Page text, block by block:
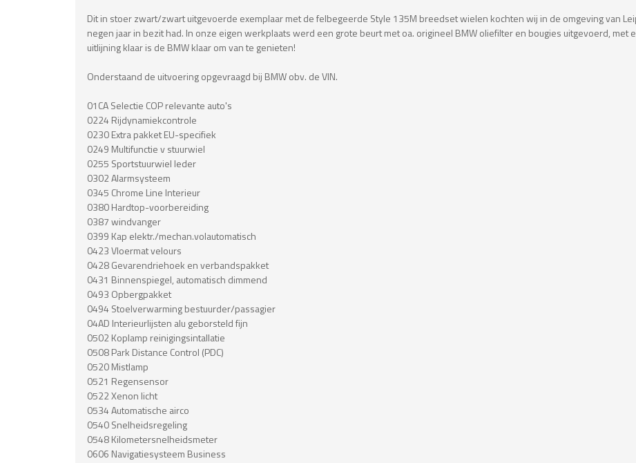
Dit in stoer zwart/zwart uitgevoerde exemplaar met de felbegeerde Style 135M breedset wielen kochten wij in de omgeving van
negen jaar in bezit had. In onze eigen werkplaats werd een grote beurt met oa. origineel BMW oliefilter en bougies uitgevoerd,
uitlijning klaar is de BMW klaar om van te genieten!
Onderstaand de uitvoering opgevraagd bij BMW obv. de VIN.
01CA Selectie COP relevante auto's
0224 Rijdynamiekcontrole
0230 Extra pakket EU-specifiek
0249 Multifunctie v stuurwiel
0255 Sportstuurwiel leder
0302 Alarmsysteem
0345 Chrome Line Interieur
0380 Hardtop-voorbereiding
0387 windvanger
0399 Kap elektr./mechan.volautomatisch
0423 Vloermat velours
0428 Gevarendriehoek en verbandspakket
0431 Binnenspiegel, automatisch dimmend
0493 Opbergpakket
0494 Stoelverwarming bestuurder/passagier
04AD Interieurlijsten alu geborsteld fijn
0502 Koplamp reinigingsintallatie
0508 Park Distance Control (PDC)
0520 Mistlamp
0521 Regensensor
0522 Xenon licht
0534 Automatische airco
0540 Snelheidsregeling
0548 Kilometersnelheidsmeter
0606 Navigatiesysteem Business